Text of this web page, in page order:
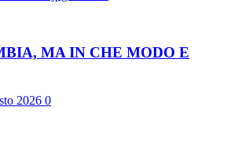
MA IN CHE MODO E
2026 0